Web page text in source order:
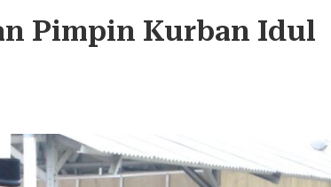
Pimpin Kurban Idul